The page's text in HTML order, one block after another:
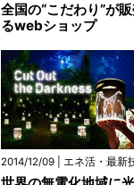
全国の“こだわり”が
るwebショップ
2014/12/09 | エネ活・最新